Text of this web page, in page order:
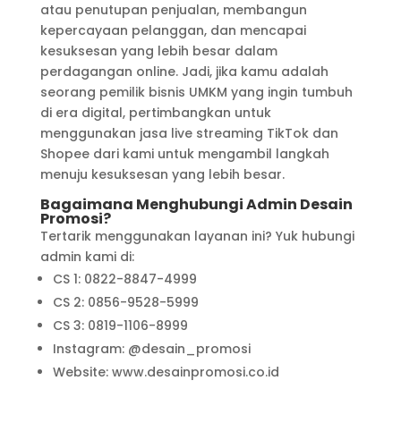
atau penutupan penjualan, membangun
kepercayaan pelanggan, dan mencapai
kesuksesan yang lebih besar dalam
perdagangan online. Jadi, jika kamu adalah
seorang pemilik bisnis UMKM yang ingin tumbuh
di era digital, pertimbangkan untuk
menggunakan jasa live streaming TikTok dan
Shopee dari kami untuk mengambil langkah
menuju kesuksesan yang lebih besar.
Bagaimana Menghubungi Admin Desain
Promosi?
Tertarik menggunakan layanan ini? Yuk hubungi
admin kami di:
CS 1: 0822-8847-4999
CS 2: 0856-9528-5999
CS 3: 0819-1106-8999
Instagram: @desain_promosi
Website: www.desainpromosi.co.id